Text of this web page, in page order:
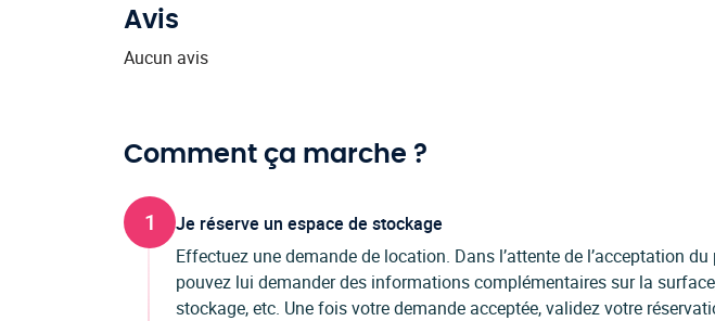
Avis
Aucun avis
Comment ça marche ?
1
Je réserve un espace de stockage
Effectuez une demande de location. Dans l’attente de l’acceptation
pouvez lui demander des informations complémentaires sur la
stockage, etc. Une fois votre demande acceptée, validez votre